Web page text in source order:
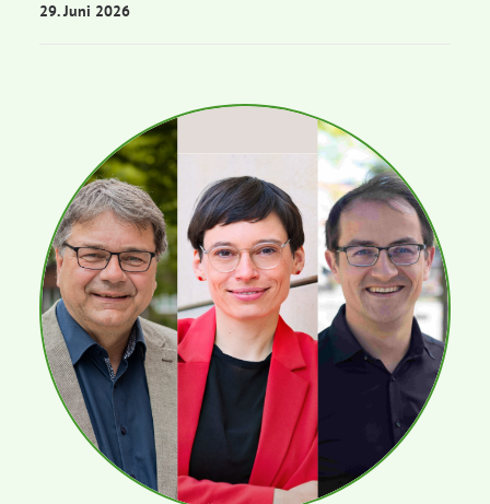
29. Juni 2026